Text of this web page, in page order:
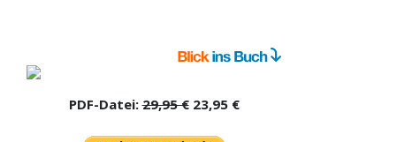
PDF-Datei:29,95 €23,95 €